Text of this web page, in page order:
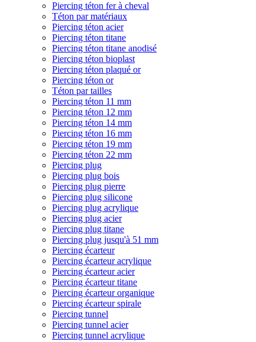
Piercing téton fer à cheval
Téton par matériaux
Piercing téton acier
Piercing téton titane
Piercing téton titane anodisé
Piercing téton bioplast
Piercing téton plaqué or
Piercing téton or
Téton par tailles
Piercing téton 11 mm
Piercing téton 12 mm
Piercing téton 14 mm
Piercing téton 16 mm
Piercing téton 19 mm
Piercing téton 22 mm
Piercing plug
Piercing plug bois
Piercing plug pierre
Piercing plug silicone
Piercing plug acrylique
Piercing plug acier
Piercing plug titane
Piercing plug jusqu'à 51 mm
Piercing écarteur
Piercing écarteur acrylique
Piercing écarteur acier
Piercing écarteur titane
Piercing écarteur organique
Piercing écarteur spirale
Piercing tunnel
Piercing tunnel acier
Piercing tunnel acrylique